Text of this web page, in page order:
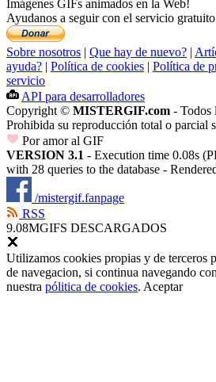
Imágenes GIFs animados en la Web!
Ayudanos a seguir con el servicio gratuito
Sobre nosotros | Que hay de nuevo? |
ayuda? | Política de cookies | Política de
servicio
API para desarrolladores
Copyright © MISTERGIF.com - Todos
Prohibida su reproducción total o parcial
Por amor al GIF
VERSION 3.1 - Execution time 0.08s
with 28 queries to the database -
/mistergif.fanpage
RSS
9.08MGIFS DESCARGADOS
Utilizamos cookies propias y de terceros
de navegacion, si continua navegando
nuestra pólitica de cookies. Aceptar